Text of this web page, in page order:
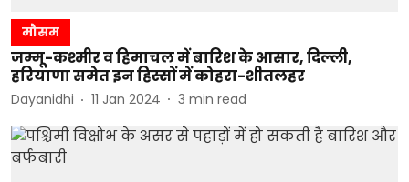
मौसम
जम्मू-कश्मीर व हिमाचल में बारिश के आसार, दिल्ली,
हरियाणा समेत इन हिस्सों में कोहरा-शीतलहर
Dayanidhi 11 Jan 2024 3 min read